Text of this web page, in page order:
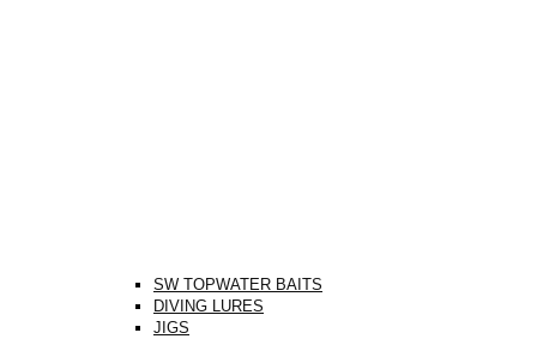
SW TOPWATER BAITS
DIVING LURES
JIGS